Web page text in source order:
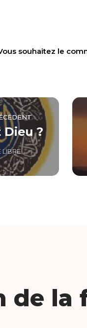
souhaitez le
Dieu ?
LIBRE
de la